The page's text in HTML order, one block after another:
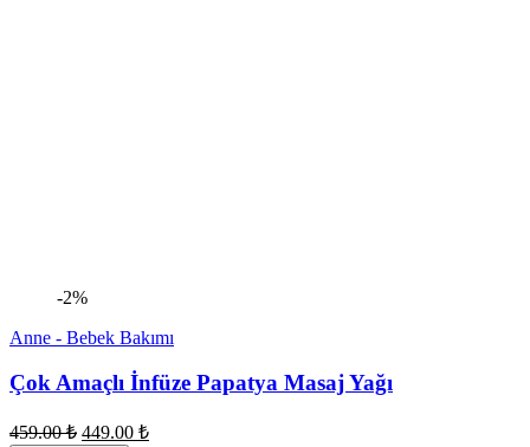
-2%
Anne - Bebek Bakımı
Çok Amaçlı İnfüze Papatya Masaj Yağı
459.00₺ 449.00 ₺